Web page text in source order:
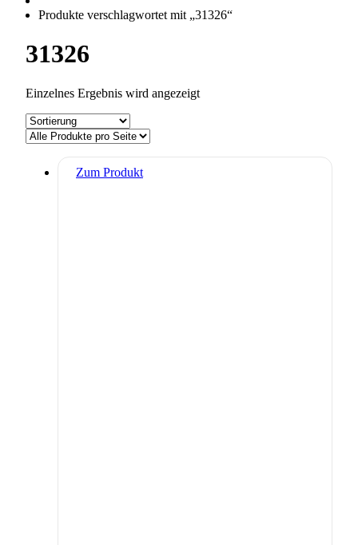
Produkte verschlagwortet mit „31326“
31326
Einzelnes Ergebnis wird angezeigt
Zum Produkt